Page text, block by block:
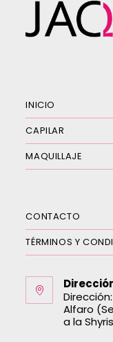
INICIO
CAPILAR
MAQUILLAJE
CONTACTO
TÉRMINOS Y
Alfaro
a la